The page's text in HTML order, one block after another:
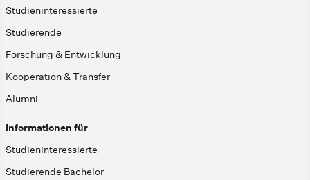
Studieninteressierte
Studierende
Forschung & Entwicklung
Kooperation & Transfer
Alumni
Informationen für
Studieninteressierte
Studierende Bachelor